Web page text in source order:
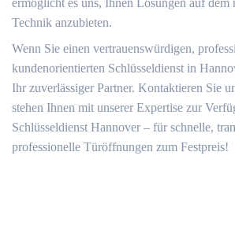
Technik anzubieten.
Wenn Sie einen vertrauenswürdigen,
kundenorientierten Schlüsseldienst in
Ihr zuverlässiger Partner. Kontaktieren Sie
stehen Ihnen mit unserer Expertise zur
Schlüsseldienst Hannover – für schnelle,
professionelle Türöffnungen zum Festpreis!